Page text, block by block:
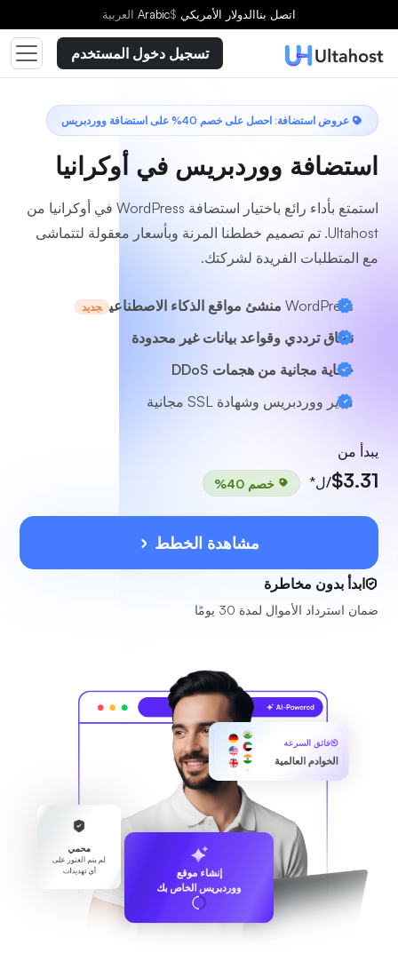
اتصل بناالدولار الأمريكي $
Arabic العربية
تسجيل دخول المستخدم
عروض استضافة: احصل على خصم 40% على استضافة ووردبريس
استضافة ووردبريس في أوكرانيا
استمتع بأداء رائع باختيار استضافة WordPress في أوكرانيا من
Ultahost. تم تصميم خططنا المرنة وبأسعار معقولة لتتماشى
مع المتطلبات الفريدة لشركتك.
WordPress منشئ مواقع الذكاء الاصطناعي جديد
نطاق ترددي وقواعد بيانات غير محدودة
حماية مجانية من هجمات DDoS
مدير ووردبريس وشهادة SSL مجانية
يبدأ من
$3.31/ل* خصم 40%
مشاهدة الخطط
ابدأ بدون مخاطرة
ضمان استرداد الأموال لمدة 30 يومًا
محمي
لم يتم العثور على
أي تهديدات
فائق السرعة
الخوادم العالمية
إنشاء موقع
ووردبريس الخاص بك